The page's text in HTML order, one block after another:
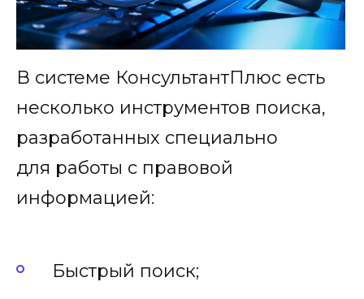
В системе КонсультантПлюс есть
несколько инструментов поиска,
разработанных специально
для работы с правовой
информацией:
Быстрый поиск;